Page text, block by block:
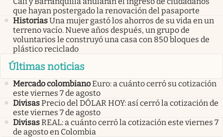
que hayan postergado la renovación del pasaporte
HistoriasUna mujer gastó los ahorros de su vida en un
terreno vacío. Nueve años después, un grupo de
voluntarios le construyó una casa con 850 bloques de
plástico reciclado
Últimas noticias
Mercado colombianoEuro: a cuánto cerró su cotización
este viernes 7 de agosto
DivisasPrecio del DÓLAR HOY: así cerró la cotización de
este viernes 7 de agosto
DivisasREAL: a cuánto cerró la cotización este viernes 7
de agosto en Colombia